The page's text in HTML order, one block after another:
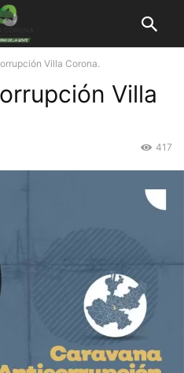
Villa Corona.
Villa
417